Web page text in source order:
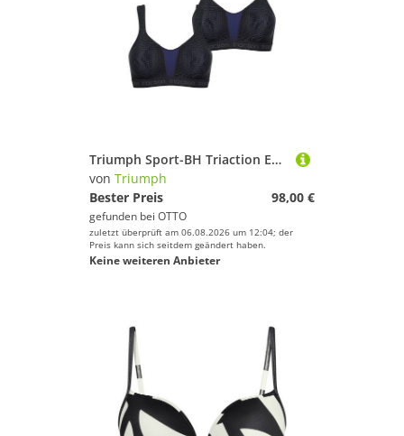
Triumph Sport-BH Triaction Energy Lite (2-tlg) Damen Frauen Mädchen
von Triumph
Bester Preis
98,00 €
gefunden bei OTTO
zuletzt überprüft am 06.08.2026 um 12:04; der
Preis kann sich seitdem geändert haben.
Keine weiteren Anbieter